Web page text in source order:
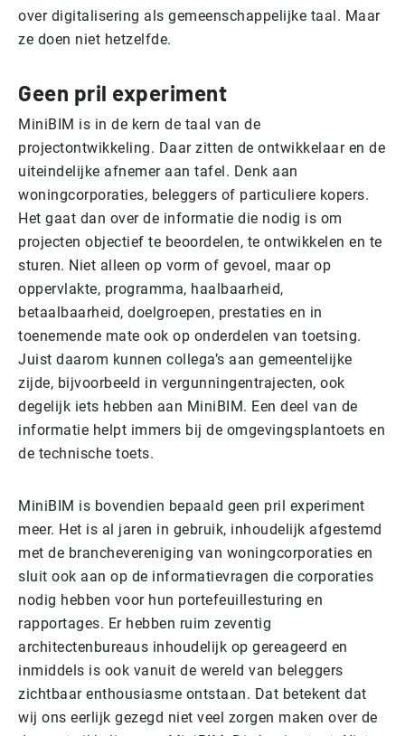
over digitalisering als gemeenschappelijke taal. Maar
ze doen niet hetzelfde.
Geen pril experiment
MiniBIM is in de kern de taal van de
projectontwikkeling. Daar zitten de ontwikkelaar en de
uiteindelijke afnemer aan tafel. Denk aan
woningcorporaties, beleggers of particuliere kopers.
Het gaat dan over de informatie die nodig is om
projecten objectief te beoordelen, te ontwikkelen en te
sturen. Niet alleen op vorm of gevoel, maar op
oppervlakte, programma, haalbaarheid,
betaalbaarheid, doelgroepen, prestaties en in
toenemende mate ook op onderdelen van toetsing.
Juist daarom kunnen collega’s aan gemeentelijke
zijde, bijvoorbeeld in vergunningentrajecten, ook
degelijk iets hebben aan MiniBIM. Een deel van de
informatie helpt immers bij de omgevingsplantoets en
de technische toets.
MiniBIM is bovendien bepaald geen pril experiment
meer. Het is al jaren in gebruik, inhoudelijk afgestemd
met de branchevereniging van woningcorporaties en
sluit ook aan op de informatievragen die corporaties
nodig hebben voor hun portefeuillesturing en
rapportages. Er hebben ruim zeventig
architectenbureaus inhoudelijk op gereageerd en
inmiddels is ook vanuit de wereld van beleggers
zichtbaar enthousiasme ontstaan. Dat betekent dat
wij ons eerlijk gezegd niet veel zorgen maken over de